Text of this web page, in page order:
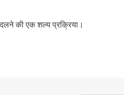
की एक शल्य प्रक्रिया।